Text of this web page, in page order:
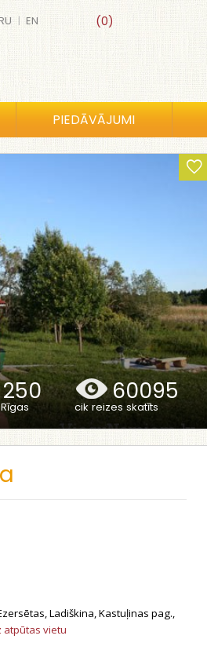
(0)
| EN
PIEDĀVĀJUMI
250 60095
cik reizes skatīts
Ladiškina, Kastuļinas pag.,
atpūtas vietu